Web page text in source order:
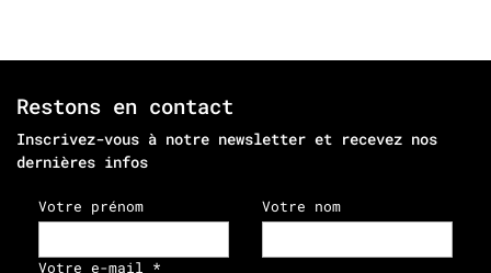
Restons en contact
Inscrivez-vous à notre newsletter et recevez nos
dernières infos
Votre prénom Votre nom
Votre e-mail *